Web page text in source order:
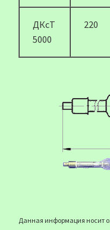
ДКсТ
5000
220
Данная информация носит